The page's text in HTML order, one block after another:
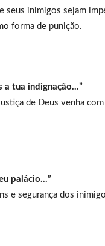
seus inimigos sejam
forma de punição.
a tua indignação…”
de Deus venha
palácio…”
e segurança dos